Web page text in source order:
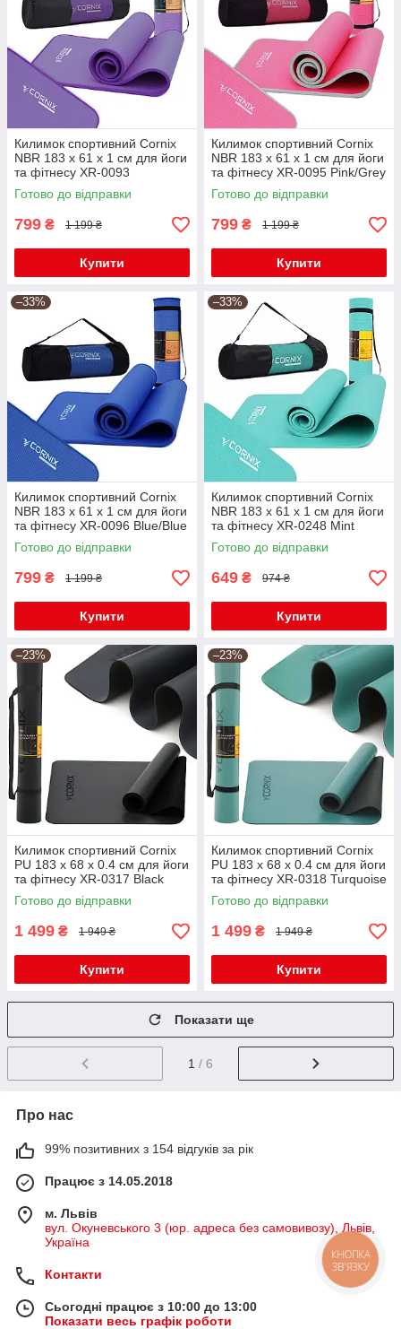
Килимок спортивний Cornix
NBR 183 x 61 x 1 cм для йоги
та фітнесу XR-0093
Purple/Purple
Готово до відправки
799 ₴ 1 199 ₴
Купити
Килимок спортивний Cornix
NBR 183 x 61 x 1 cм для йоги
та фітнесу XR-0095 Pink/Grey
Готово до відправки
799 ₴ 1 199 ₴
Купити
–33%
Килимок спортивний Cornix
NBR 183 x 61 x 1 cм для йоги
та фітнесу XR-0096 Blue/Blue
Готово до відправки
799 ₴ 1 199 ₴
Купити
–33%
Килимок спортивний Cornix
NBR 183 x 61 x 1 cм для йоги
та фітнесу XR-0248 Mint
Готово до відправки
649 ₴ 974 ₴
Купити
–23%
Килимок спортивний Cornix
PU 183 x 68 x 0.4 см для йоги
та фітнесу XR-0317 Black
Готово до відправки
1 499 ₴ 1 949 ₴
Купити
–23%
Килимок спортивний Cornix
PU 183 x 68 x 0.4 см для йоги
та фітнесу XR-0318 Turquoise
Готово до відправки
1 499 ₴ 1 949 ₴
Купити
Показати ще
1 / 6
Про нас
99% позитивних з 154 відгуків за рік
Працює з 14.05.2018
м. Львів
вул. Окуневського 3 (юр. адреса без самовивозу), Львів,
Україна
Контакти
Сьогодні працює з 10:00 до 13:00
Показати весь графік роботи
КНОПКА
ЗВ'ЯЗКУ